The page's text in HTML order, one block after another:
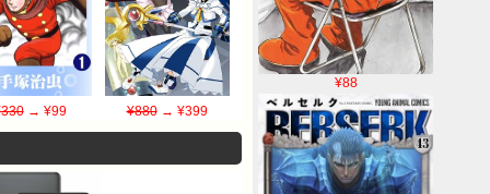
¥88
→ ¥99 ¥880→ ¥399